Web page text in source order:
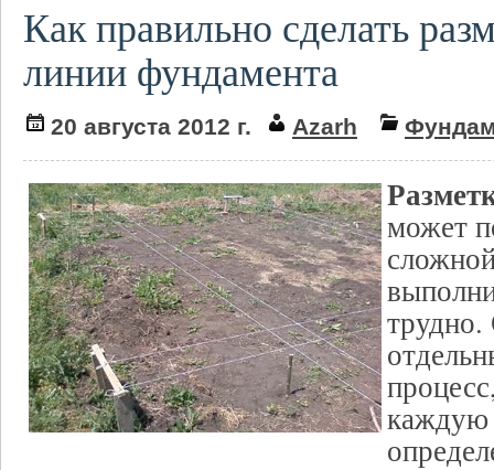
Как правильно сделать
линии фундамента
20 августа 2012 г. Azarh
может
трудно.
каждую